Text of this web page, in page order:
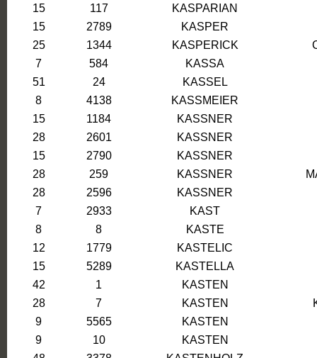
15
117
KASPARIAN
15
2789
KASPER
25
1344 KASPERICK
7
584
KASSA
51
24
KASSEL
8
4138
KASSMEIER
15
1184
KASSNER
28
2601
KASSNER
15
2790
KASSNER
28
259 KASSNER
28
2596
KASSNER
7
2933
KAST
8
8
KASTE
12
1779
KASTELIC
15
5289
KASTELLA
42
1
KASTEN
28
7 KASTEN
9
5565
KASTEN
9
10
KASTEN